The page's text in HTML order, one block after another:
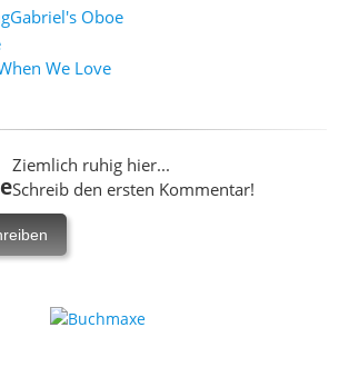
Gabriel's Oboe
We Love
Ziemlich ruhig hier...
Schreib den ersten Kommentar!